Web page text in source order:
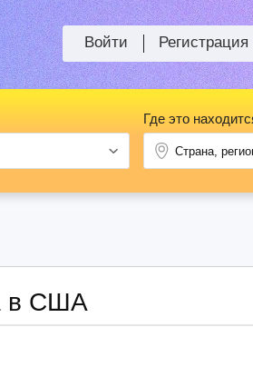
Регистрация
Войти
Где это
в США